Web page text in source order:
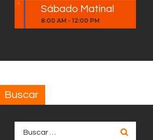
Sábado Matinal
8:00 AM -12:00 PM
Buscar